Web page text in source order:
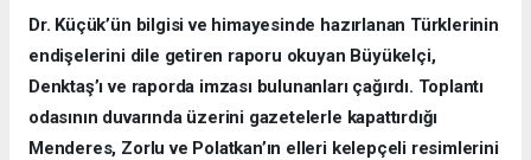
Dr. Küçük’ün bilgisi ve himayesinde hazırlanan Türklerinin
endişelerini dile getiren raporu okuyan Büyükelçi,
Denktaş’ı ve raporda imzası bulunanları çağırdı. Toplantı
odasının duvarında üzerini gazetelerle kapattırdığı
Menderes, Zorlu ve Polatkan’ın elleri kelepçeli resimlerini